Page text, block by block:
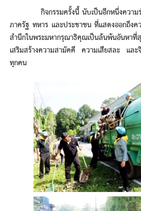
กิจกรรมครั้งนี้ นับเป็นอีกหนึ่งความร่ว
ภาครัฐ ทหาร และประชาชน ที่แสดงออกถึงค
สำนึกในพระมหากรุณาธิคุณเป็นล้นพ้นอันหาที่
เสริมสร้างความสามัคคี ความเสียสละ และ
ทุกคน